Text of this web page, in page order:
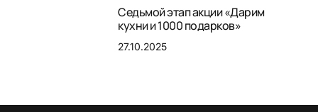
Седьмой этап акции «Дарим
кухни и 1000 подарков»
27.10.2025